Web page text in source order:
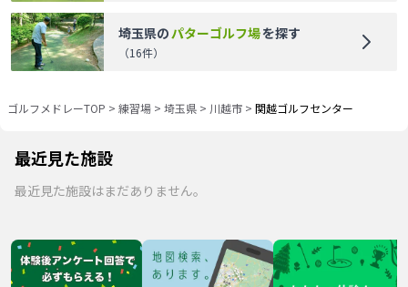
埼玉県の パターゴルフ場を探す
（16件）
ゴルフメドレーTOP > 練習場 > 埼玉県 > 川越市 > 関越ゴルフセンター
最近見た施設
最近見た施設はまだありません。